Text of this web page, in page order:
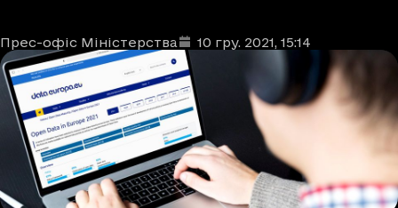
Автори
Прес-офіс Міністерства
Дата та час публікації: 10 гру. 2021, 15:14